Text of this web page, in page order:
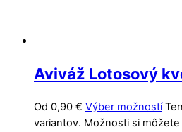
Aviváž Lotosový
Od 0,90 € Výber možností
variantov. Možnosti si